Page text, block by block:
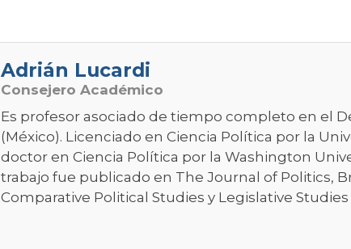
Adrián Lucardi
Consejero Académico
Es profesor asociado de tiempo completo en el
(México). Licenciado en Ciencia Política por la
doctor en Ciencia Política por la Washington
trabajo fue publicado en The Journal of Politics,
Comparative Political Studies y Legislative